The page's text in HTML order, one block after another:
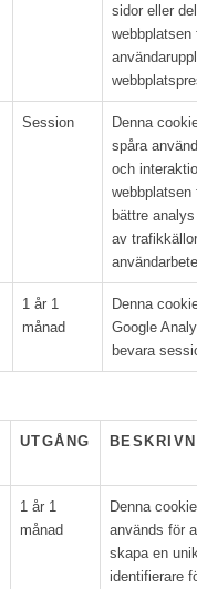
sidor eller
webbplatsen
Session
Denna
spåra
och
webbplatsen
bättre
av
1 år 1
månad
Denna
Google
bevara
UTGÅNG
1 år 1
månad
Denna cookie
används för
skapa en
identifierare